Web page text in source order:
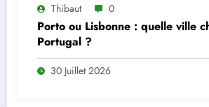
Thibaut 0
Porto ou Lisbonne : quelle ville
Portugal ?
30 Juillet 2026